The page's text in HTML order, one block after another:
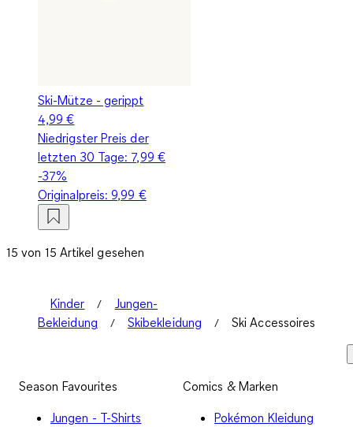
Ski-Mütze - gerippt
4,99 €
Niedrigster Preis der
letzten 30 Tage: 7,99 €
-37%
Originalpreis:9,99 €
15 von 15 Artikel gesehen
Kinder
Jungen-
Bekleidung
Skibekleidung Ski Accessoires
Season Favourites
Jungen - T-Shirts
Comics & Marken
Pokémon Kleidung